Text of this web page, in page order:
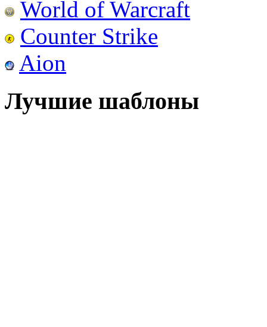
World of Warcraft
Counter Strike
Aion
Лучшие шаблоны